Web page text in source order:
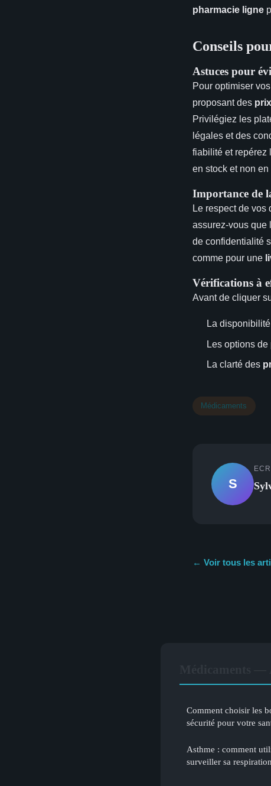
pharmacie ligne
Conseils
Astuces pour
Pour optimiser
proposant des
Privilégiez les
légales et des
fiabilité et repérez
en stock et non en
Importance de
Le respect de vos
assurez-vous que
de confidentialité
comme pour une
Vérifications à
Avant de cliquer
La
Les options de
La clarté des
Médicaments
S
← Voir tous les
Comment choisir les
sécurité pour votre
Asthme : comment
surveiller sa respiration